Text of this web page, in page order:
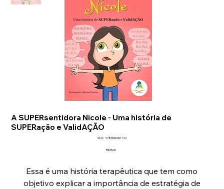
A SUPERsentidora Nicole - Uma história de
SUPERação e ValidAÇÃO
SKU: SKU
9786560361140
Preço
R$ 55,00
Essa é uma história terapêutica que tem como
objetivo explicar a importância de estratégia de